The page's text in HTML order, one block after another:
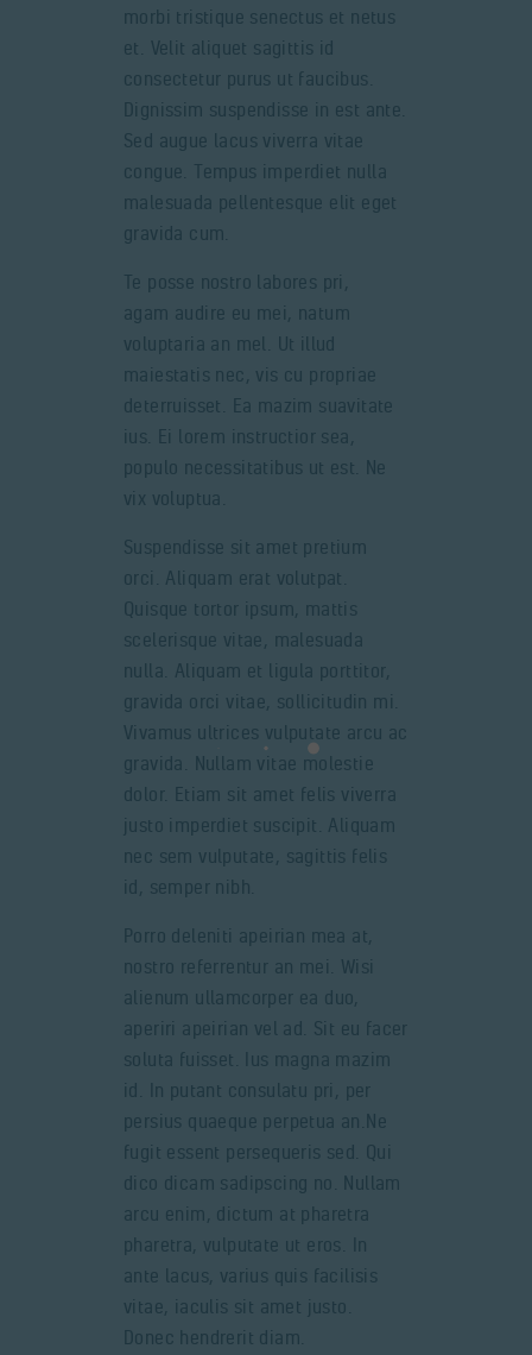
morbi tristique senectus et netus
et. Velit aliquet sagittis id
consectetur purus ut faucibus.
Dignissim suspendisse in est ante.
Sed augue lacus viverra vitae
congue. Tempus imperdiet nulla
malesuada pellentesque elit eget
gravida cum.
Te posse nostro labores pri,
agam audire eu mei, natum
voluptaria an mel. Ut illud
maiestatis nec, vis cu propriae
deterruisset. Ea mazim suavitate
ius. Ei lorem instructior sea,
populo necessitatibus ut est. Ne
vix voluptua.
Suspendisse sit amet pretium
orci. Aliquam erat volutpat.
Quisque tortor ipsum, mattis
scelerisque vitae, malesuada
nulla. Aliquam et ligula porttitor,
gravida orci vitae, sollicitudin mi.
Vivamus ultrices vulputate arcu ac
gravida. Nullam vitae molestie
dolor. Etiam sit amet felis viverra
justo imperdiet suscipit. Aliquam
nec sem vulputate, sagittis felis
id, semper nibh.
Porro deleniti apeirian mea at,
nostro referrentur an mei. Wisi
alienum ullamcorper ea duo,
aperiri apeirian vel ad. Sit eu facer
soluta fuisset. Ius magna mazim
id. In putant consulatu pri, per
persius quaeque perpetua an.Ne
fugit essent persequeris sed. Qui
dico dicam sadipscing no. Nullam
arcu enim, dictum at pharetra
pharetra, vulputate ut eros. In
ante lacus, varius quis facilisis
vitae, iaculis sit amet justo.
Donec hendrerit diam.